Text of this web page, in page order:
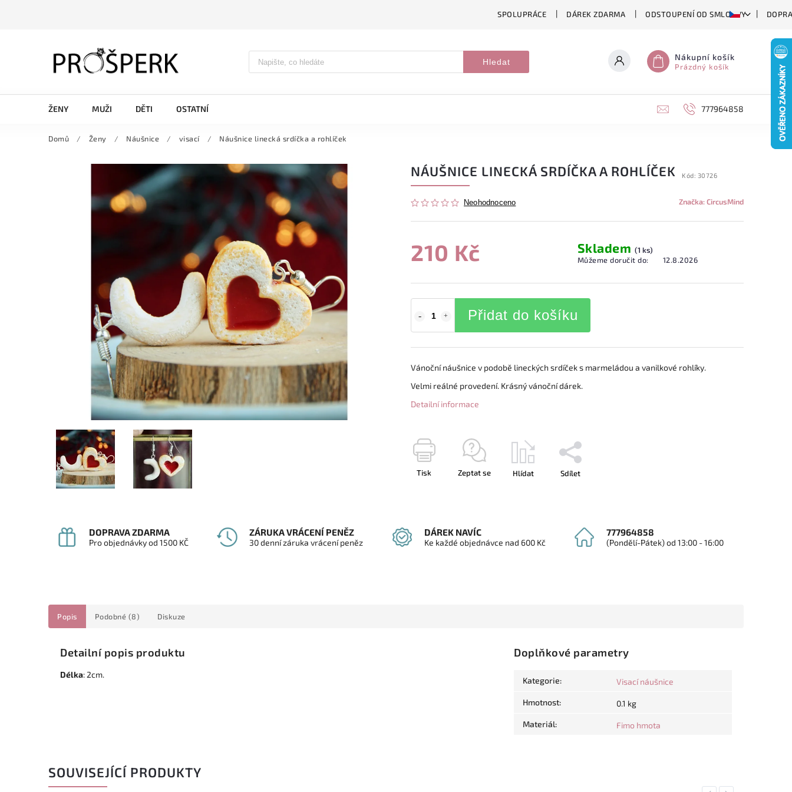
SPOLUPRÁCE DÁREK ZDARMA ODSTOUPENÍ OD SMLOUVY
Hledat Nákupní košík
Prázdný košík
ŽENY MUŽI DĚTI OSTATNÍ 777964858
Domů / Ženy / Náušnice / visací / Náušnice linecká srdíčka a rohlíček
NÁUŠNICE LINECKÁ SRDÍČKA A ROHLÍČEK Kód: 30726
Neohodnoceno Značka:CircusMind
210 Kč Skladem (1 ks)
Můžeme doručit do:
12.8.2026
Přidat do košíku
Vánoční náušnice v podobě lineckých srdíček s marmeládou a vanilkové rohlíky.
Velmi reálné provedení. Krásný vánoční dárek.
Detailní informace
Tisk Zeptat se Hlídat Sdílet
DOPRAVA ZDARMA
Pro objednávky od 1500 KČ
ZÁRUKA VRÁCENÍ PENĚZ
30 denní záruka vrácení peněz
DÁREK NAVÍC
Ke každé objednávce nad 600 Kč
777964858
(Pondělí-Pátek) od 13:00 - 16:00
Popis Podobné (8) Diskuze
Detailní popis produktu
Délka: 2cm.
Doplňkové parametry
Kategorie: Visací náušnice
Hmotnost: 0.1 kg
Materiál: Fimo hmota
SOUVISEJÍCÍ PRODUKTY